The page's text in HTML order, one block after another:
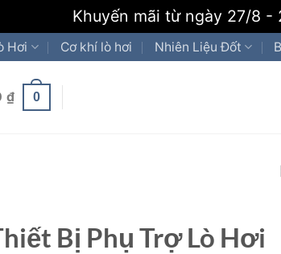
Khuyến mãi từ ngày 27/8 -
Hơi Cơ khí lò hơi Nhiên Liệu Đốt
₫ 0
Bị Phụ Trợ Lò Hơi